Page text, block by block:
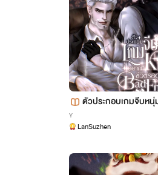
ตัวประกอบเกมจีบหนุ่
d (Omegaverse)
Y
LanSuzhen